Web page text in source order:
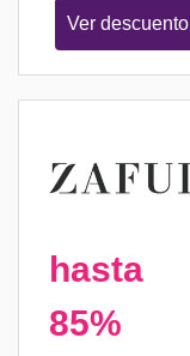
Ver descuento
hasta
85%